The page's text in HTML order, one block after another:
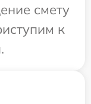
смету
к